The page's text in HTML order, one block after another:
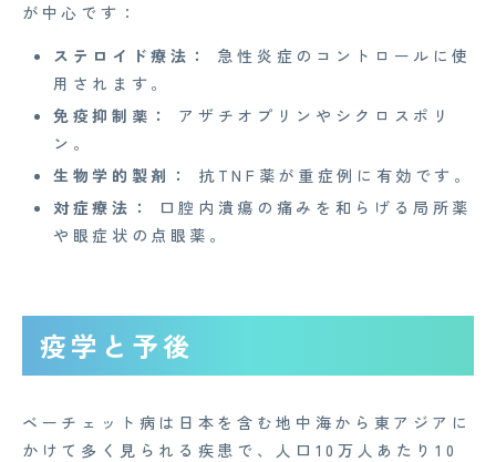
が中心です：
ステロイド療法：
急性炎症のコントロールに使
用されます。
免疫抑制薬：
アザチオプリンやシクロスポリ
ン。
生物学的製剤：
抗TNF薬が重症例に有効です。
対症療法：
口腔内潰瘍の痛みを和らげる局所薬
や眼症状の点眼薬。
疫学と予後
ベーチェット病は日本を含む地中海から東アジアに
かけて多く見られる疾患で、人口10万人あたり10
特定商取引法に基づく表記